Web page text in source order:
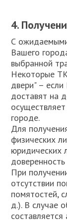
4.
С
Вашего
выбранной
Некоторые
двери" – если
доставят на
городе.
Для
физических
юридических
При
отсутствии
помятостей,
д.). В случае